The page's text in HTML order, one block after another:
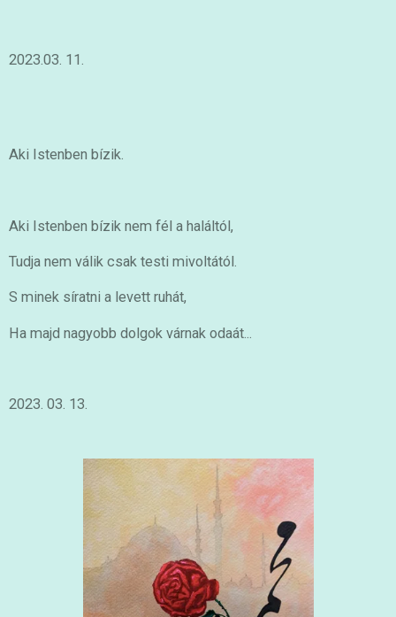
2023.03. 11.
Aki Istenben bízik.
Aki Istenben bízik nem fél a haláltól,
Tudja nem válik csak testi mivoltától.
S minek síratni a levett ruhát,
Ha majd nagyobb dolgok várnak odaát...
2023. 03. 13.